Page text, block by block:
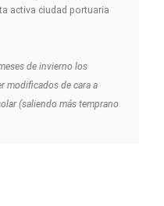
activa ciudad portuaria
de invierno los
modificados de cara a
(saliendo más temprano